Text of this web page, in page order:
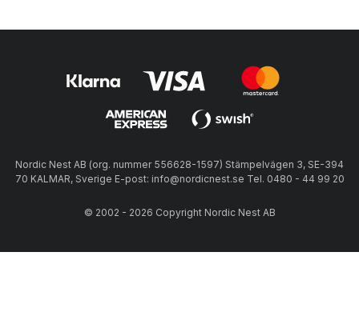
Nordic Nest AB (org. nummer 556628-1597) Stämpelvägen 3, SE-394
70 KALMAR, Sverige E-post: info@nordicnest.se Tel. 0480 - 44 99 20
© 2002 - 2026 Copyright Nordic Nest AB